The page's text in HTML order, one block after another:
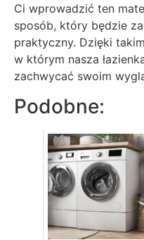
Ci wprowadzić ten
sposób, który będzie
praktyczny. Dzięki
w którym nasza
zachwycać swoim
Podobne: